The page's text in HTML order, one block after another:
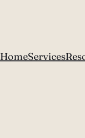
HomeServices